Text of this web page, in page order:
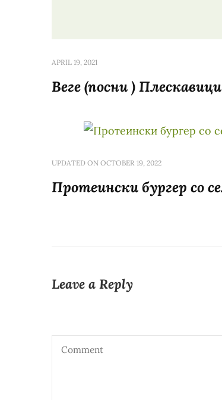
APRIL 19, 2021
Веге (посни )
UPDATED ON OCTOBER 19, 2022
Протеински бургер со
Leave a Reply